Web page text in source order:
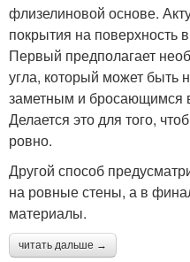
флизелиновой основе.
покрытия на поверхность
Первый предполагает
угла, который может
заметным и бросающимся
Делается это для того,
ровно.
Другой способ
на ровные стены, а в
материалы.
читать дальше →